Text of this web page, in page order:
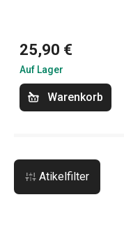
25,90 €
Auf Lager
Warenkorb
Atikelfilter